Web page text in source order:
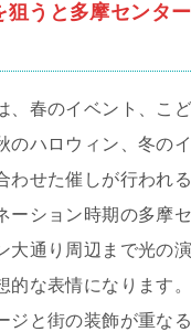
狙うと多摩センタ
、春のイベント、こ
のハロウィン、冬の
わせた催しが行われ
ーション時期の多摩
大通り周辺まで光の演
的な表情になります
ジと街の装飾が重な